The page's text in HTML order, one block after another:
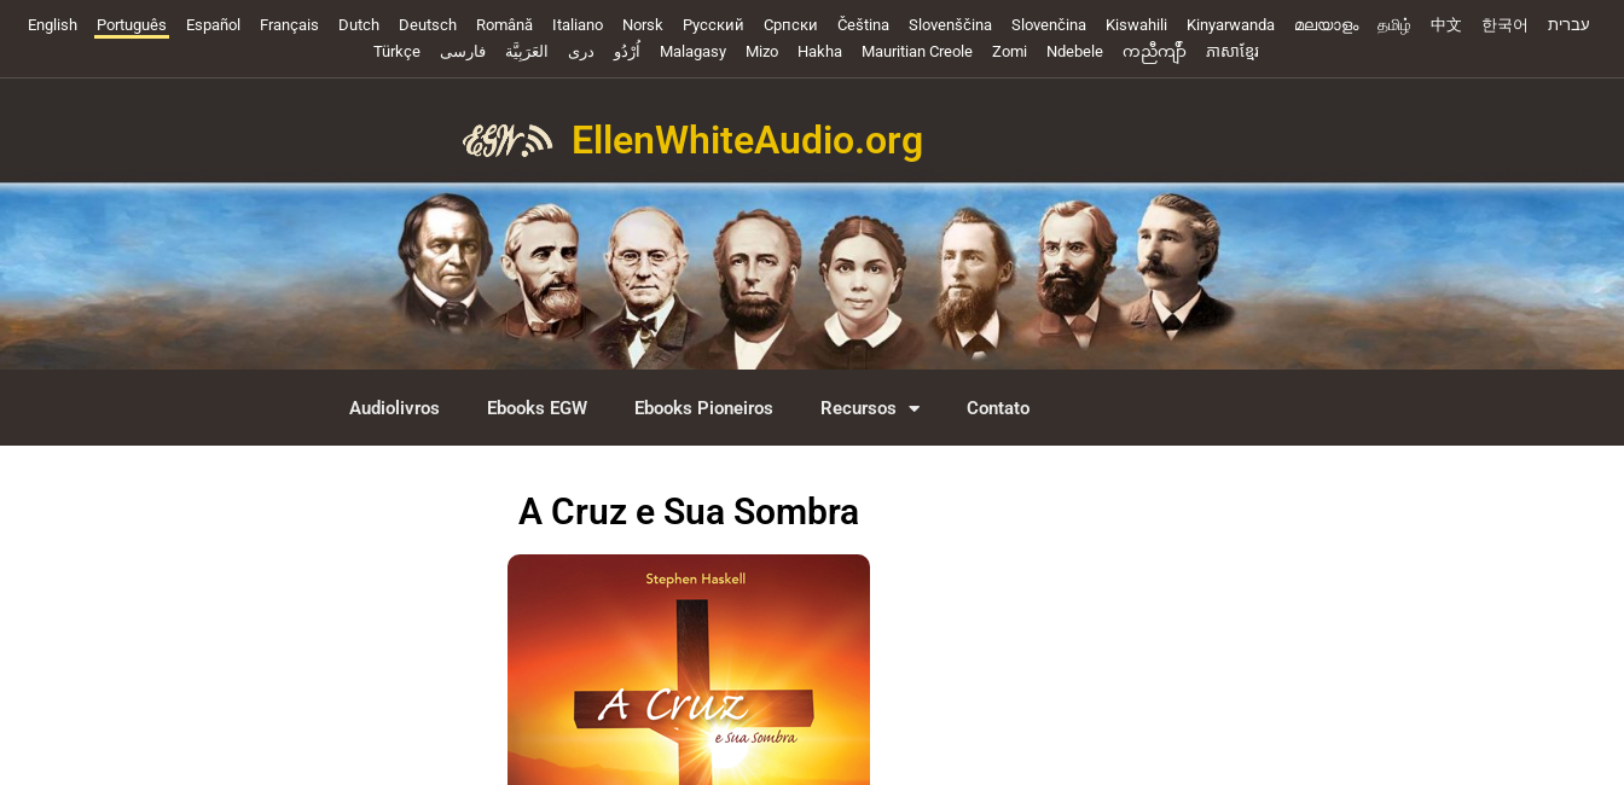
English Português Español Français Dutch Deutsch Română Italiano Norsk Русский Cрпски Čeština Slovenščina Slovenčina Kiswahili Kinyarwanda മലയാളം தமிழ் 中文 한국어
עברית
Türkçe
فارسی العَرَبِيَّة دری اُرْدُو Malagasy Mizo Hakha Mauritian Creole Zomi Ndebele ကညီကျိာ် ភាសាខ្មែរ
EllenWhiteAudio.org
Audiolivros Ebooks EGW Ebooks Pioneiros Recursos Contato
A Cruz e Sua Sombra